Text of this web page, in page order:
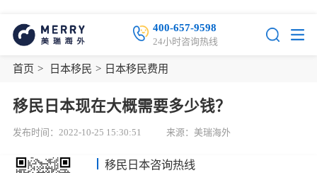
400-657-9598
24小时咨询热线
首页 > 日本移民 > 日本移民费用
移民日本现在大概需要多少钱？
发布时间：2022-10-25 15:30:51 来源：美瑞海外
移民日本咨询热线